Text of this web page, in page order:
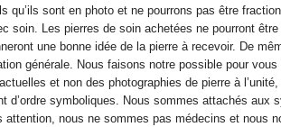
qu’ils sont en photo et ne pourrons pas être
soin. Les pierres de soin achetées ne pourront
une bonne idée de la pierre à recevoir. De
générale. Nous faisons notre possible pour vous
et non des photographies de pierre à
symboliques. Nous sommes attachés aux
nous ne sommes pas médecins et nous